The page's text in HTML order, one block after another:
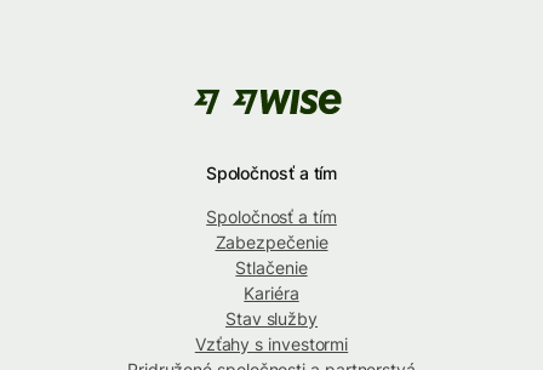
Spoločnosť a tím
Spoločnosť a tím
Zabezpečenie
Stlačenie
Kariéra
Stav služby
Vzťahy s investormi